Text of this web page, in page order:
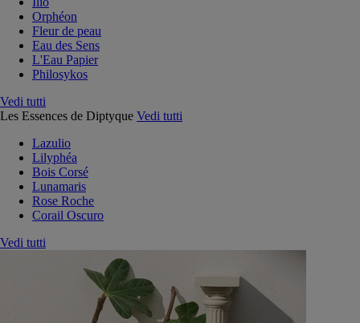
Orphéon
Fleur de peau
Eau des Sens
L'Eau Papier
Philosykos
Vedi tutti
Les Essences de Diptyque Vedi tutti
Lazulio
Lilyphéa
Bois Corsé
Lunamaris
Rose Roche
Corail Oscuro
Vedi tutti